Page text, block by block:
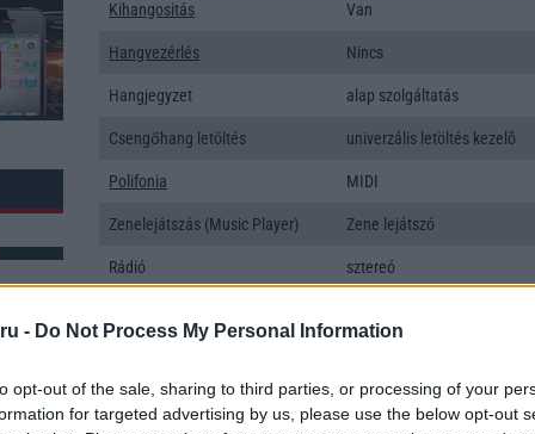
- Do Not Process My Personal Information
opt-out of the sale, sharing to third parties, or processing of your
for targeted advertising by us, please use the below opt-out
3
Kihangositás Van
Hangvezérlés Nincs
Hangjegyzet alap szolgáltatás
Csengőhang letöltés univerzális letöltés kezelõ
Polifonia MIDI
Zenelejátszás (Music Player) Zene lejátszó
Rádió sztereó
Video lejátszás 1080p HD lejátszó